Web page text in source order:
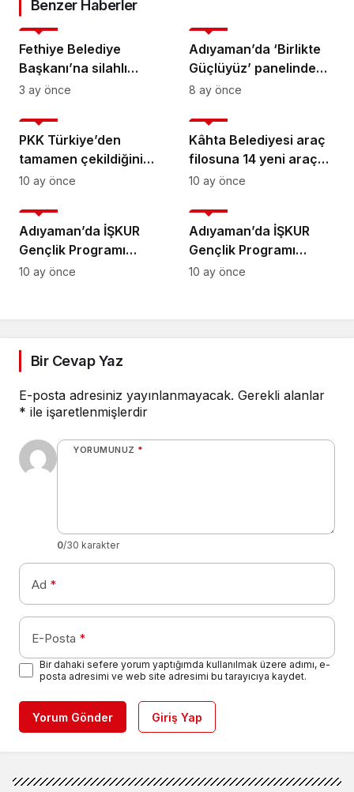
Benzer Haberler
Fethiye Belediye
Başkanı’na silahlı
saldırı olayında
3 ay önce
Adıyaman’da ‘Birlikte
Güçlüyüz’ panelinde
uzmanlar konuştu:
kadınları hedef alıyor’ –
Videolu Haber
8 ay önce
PKK Türkiye’den
tamamen çekildiğini
duyurdu
10 ay önce
Kâhta Belediyesi araç
filosuna 14 yeni araç
daha katıldı
10 ay önce
Adıyaman’da İŞKUR
Gençlik Programı
başlıyor: 819 öğrenci
10 ay önce
Adıyaman’da İŞKUR
Gençlik Programı
başlıyor: 819 öğrenci
10 ay önce
Bir Cevap Yaz
E-posta adresiniz yayınlanmayacak. Gerekli alanlar
* ile işaretlenmişlerdir
YORUMUNUZ *
0/30 karakter
Ad *
E-Posta *
Bir dahaki sefere yorum yaptığımda kullanılmak üzere adımı, e-
posta adresimi ve web site adresimi bu tarayıcıya kaydet.
Yorum Gönder Giriş Yap